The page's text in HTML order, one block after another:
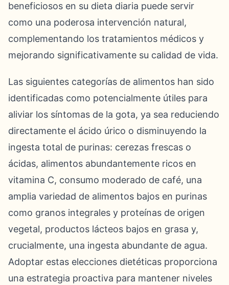
beneficiosos en su dieta diaria puede servir
como una poderosa intervención natural,
complementando los tratamientos médicos y
mejorando significativamente su calidad de vida.
Las siguientes categorías de alimentos han sido
identificadas como potencialmente útiles para
aliviar los síntomas de la gota, ya sea reduciendo
directamente el ácido úrico o disminuyendo la
ingesta total de purinas: cerezas frescas o
ácidas, alimentos abundantemente ricos en
vitamina C, consumo moderado de café, una
amplia variedad de alimentos bajos en purinas
como granos integrales y proteínas de origen
vegetal, productos lácteos bajos en grasa y,
crucialmente, una ingesta abundante de agua.
Adoptar estas elecciones dietéticas proporciona
una estrategia proactiva para mantener niveles